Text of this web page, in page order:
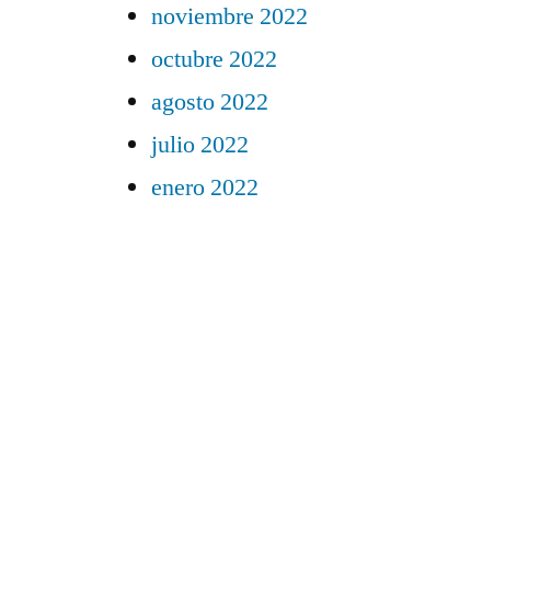
noviembre 2022
octubre 2022
agosto 2022
julio 2022
enero 2022